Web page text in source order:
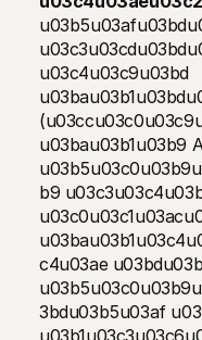
u03c4u03c9u03bd
u03bau03b1u03b9
b9
c4u03ae
3bdu03b5u03af